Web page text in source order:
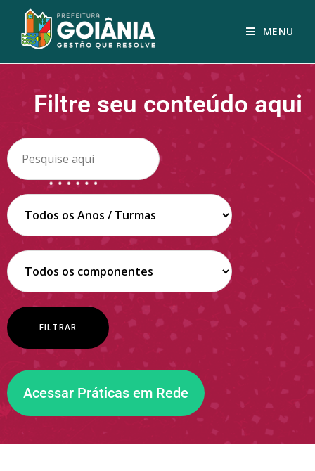
MENU
Filtre seu conteúdo aqui
Acessar Práticas em Rede